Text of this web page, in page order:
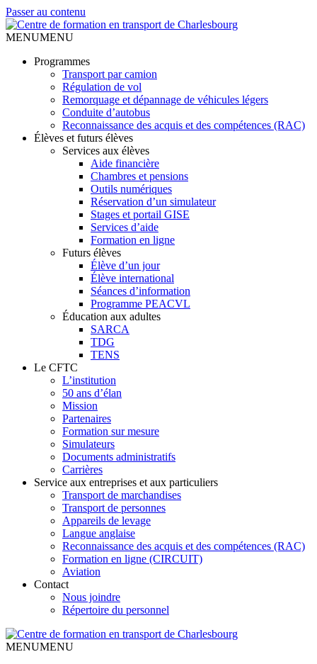
Passer au contenu
MENUMENU
Programmes
Transport par camion
Régulation de vol
Remorquage et dépannage de véhicules légers
Conduite d’autobus
Reconnaissance des acquis et des compétences (RAC)
Élèves et futurs élèves
Services aux élèves
Aide financière
Chambres et pensions
Outils numériques
Réservation d’un simulateur
Stages et portail GISE
Services d’aide
Formation en ligne
Futurs élèves
Élève d’un jour
Élève international
Séances d’information
Programme PEACVL
Éducation aux adultes
SARCA
TDG
TENS
Le CFTC
L’institution
50 ans d’élan
Mission
Partenaires
Formation sur mesure
Simulateurs
Documents administratifs
Carrières
Service aux entreprises et aux particuliers
Transport de marchandises
Transport de personnes
Appareils de levage
Langue anglaise
Reconnaissance des acquis et des compétences (RAC)
Formation en ligne (CIRCUIT)
Aviation
Contact
Nous joindre
Répertoire du personnel
MENUMENU